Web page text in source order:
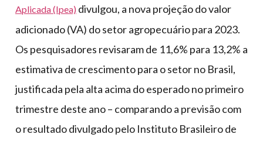
Aplicada (Ipea) divulgou, a nova projeção do valor
adicionado (VA) do setor agropecuário para 2023.
Os pesquisadores revisaram de 11,6% para 13,2% a
estimativa de crescimento para o setor no Brasil,
justificada pela alta acima do esperado no primeiro
trimestre deste ano – comparando a previsão com
o resultado divulgado pelo Instituto Brasileiro de